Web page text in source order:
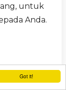
Got it!
untuk
Anda.